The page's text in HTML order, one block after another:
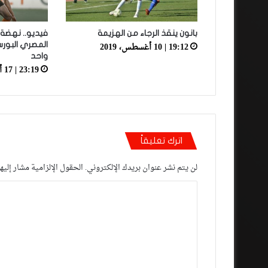
بانون ينقذ الرجاء من الهزيمة
19:12 | 10 أغسطس، 2019
فيديو.. نهضة
المصري
واحد
23:19 | 17 أبريل، 2022
اترك تعليقاً
لن يتم نشر عنوان بريدك الإلكتروني.الحقول الإلزامية مشار